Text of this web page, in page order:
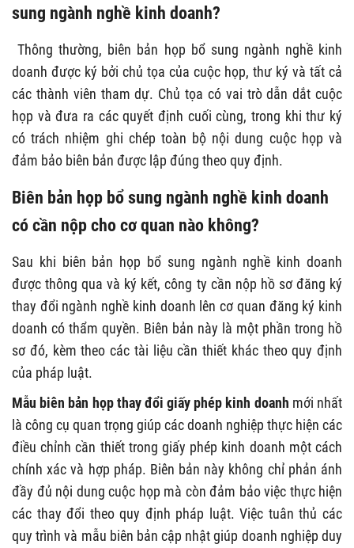
sung ngành nghề kinh doanh?
Thông thường, biên bản họp bổ sung ngành nghề kinh
doanh được ký bởi chủ tọa của cuộc họp, thư ký và tất cả
các thành viên tham dự. Chủ tọa có vai trò dẫn dắt cuộc
họp và đưa ra các quyết định cuối cùng, trong khi thư ký
có trách nhiệm ghi chép toàn bộ nội dung cuộc họp và
đảm bảo biên bản được lập đúng theo quy định.
Biên bản họp bổ sung ngành nghề kinh doanh
có cần nộp cho cơ quan nào không?
Sau khi biên bản họp bổ sung ngành nghề kinh doanh
được thông qua và ký kết, công ty cần nộp hồ sơ đăng ký
thay đổi ngành nghề kinh doanh lên cơ quan đăng ký kinh
doanh có thẩm quyền. Biên bản này là một phần trong hồ
sơ đó, kèm theo các tài liệu cần thiết khác theo quy định
của pháp luật.
Mẫu biên bản họp thay đổi giấy phép kinh doanh mới nhất
là công cụ quan trọng giúp các doanh nghiệp thực hiện các
điều chỉnh cần thiết trong giấy phép kinh doanh một cách
chính xác và hợp pháp. Biên bản này không chỉ phản ánh
đầy đủ nội dung cuộc họp mà còn đảm bảo việc thực hiện
các thay đổi theo quy định pháp luật. Việc tuân thủ các
quy trình và mẫu biên bản cập nhật giúp doanh nghiệp duy